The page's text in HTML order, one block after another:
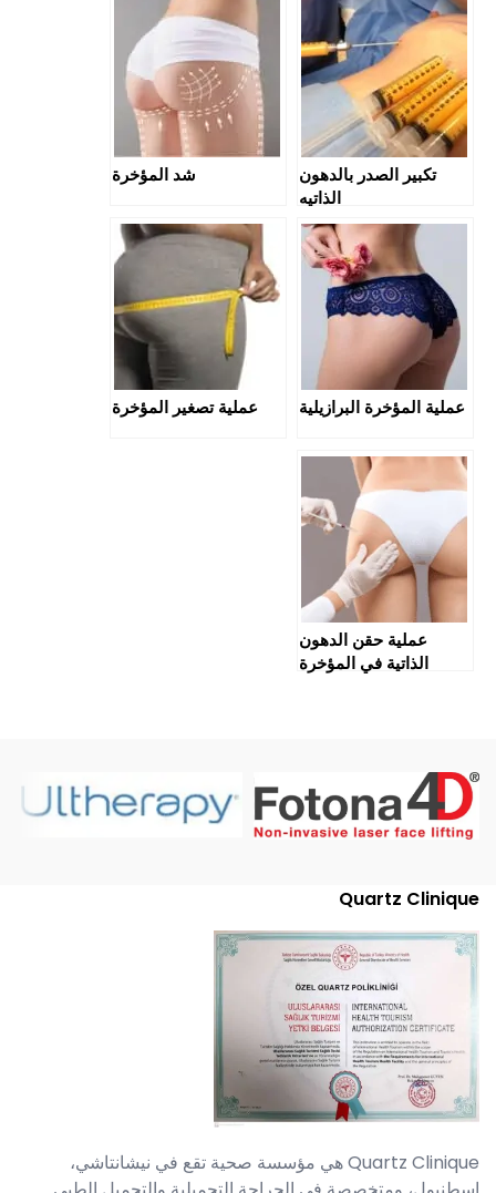
تكبير الصدر بالدهون
الذاتيه
شد المؤخرة
عملية المؤخرة البرازيلية عملية تصغير المؤخرة
عملية حقن الدهون
الذاتية في المؤخرة
Quartz Clinique
Quartz Clinique هي مؤسسة صحية تقع في نيشانتاشي،